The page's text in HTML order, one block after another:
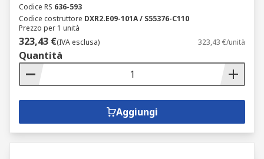
Codice RS 636-593
Codice costruttore DXR2.E09-101A / S55376-C110
Prezzo per 1 unità
323,43 €(IVA esclusa) 323,43 €/unità
Quantità
Aggiungi